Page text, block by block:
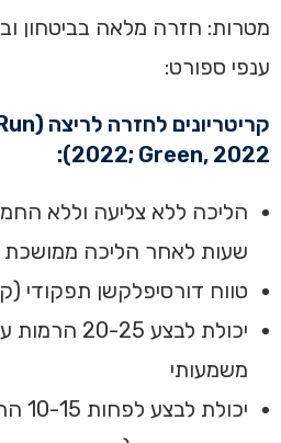
מטרות: חזרה מלאה בביטחון
ענפי ספורט:
2022; Green, 2022):
שעות לאחר הליכה ממושכת
טווח דורסיפלקשן תפקודי
יכולת לבצע
משמעותי